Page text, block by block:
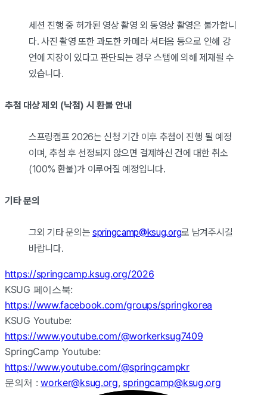
세션 진행 중 허가된 영상 촬영 외 동영상 촬영은 불가합니
다. 사진 촬영 또한 과도한 카메라 셔터음 등으로 인해 강
연에 지장이 있다고 판단되는 경우 스탭에 의해 제재될 수
있습니다.
추첨 대상 제외 (낙첨) 시 환불 안내
스프링캠프 2026는 신청 기간 이후 추첨이 진행 될 예정
이며, 추첨 후 선정되지 않으면 결제하신 건에 대한 취소
(100% 환불)가 이루어질 예정입니다.
기타 문의
그외 기타 문의는 springcamp@ksug.org로 남겨주시길
바랍니다.
https://springcamp.ksug.org/2026
KSUG 페이스북:
https://www.facebook.com/groups/springkorea
KSUG Youtube:
https://www.youtube.com/@workerksug7409
SpringCamp Youtube:
https://www.youtube.com/@springcampkr
문의처 :worker@ksug.org, springcamp@ksug.org